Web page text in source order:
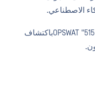
الاصطناعي.
اكتشف المزيد عن كيفية قيام "الوحدة 515" OPSWATباكتشاف